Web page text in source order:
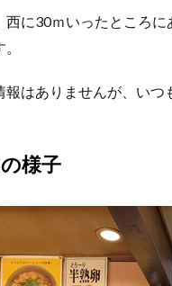
西に30ｍいったところ
報はありませんが、いつ
様子